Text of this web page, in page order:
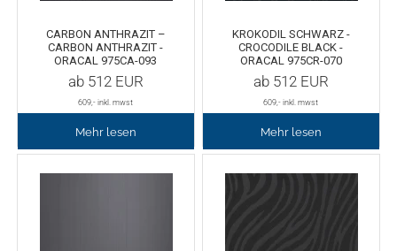
Chemica Hotmark Revolution
Chemica Bling-Bling
Chemica Allmark
infokarten
Rollenständer
Materialrollen
CARBON ANTHRAZIT –
CARBON ANTHRAZIT -
ORACAL 975CA-093
ab 512EUR
609,- inkl. mwst
Mehr lesen
KROKODIL SCHWARZ -
CROCODILE BLACK -
ORACAL 975CR-070
ab 512EUR
609,- inkl. mwst
Mehr lesen